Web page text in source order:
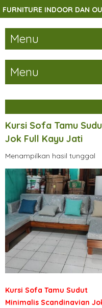
INDOOR DAN
Menu
Menu
Kursi Sofa Tamu
Jok Full Kayu Jati
Menampilkan hasil tunggal
Kursi Sofa Tamu Sudut
Minimalis Scandinavian